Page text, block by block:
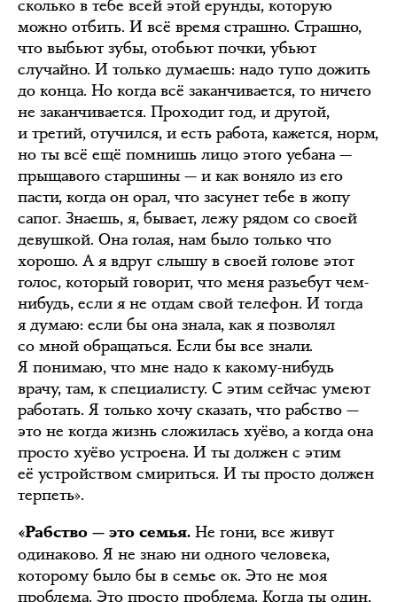
сколько в тебе всей этой ерунды, которую
можно отбить. И всё время страшно. Страшно,
что выбьют зубы, отобьют почки, убьют
случайно. И только думаешь: надо тупо дожить
до конца. Но когда всё заканчивается, то ничего
не заканчивается. Проходит год, и другой,
и третий, отучился, и есть работа, кажется, норм,
но ты всё ещё помнишь лицо этого уебана —
прыщавого старшины — и как воняло из его
пасти, когда он орал, что засунет тебе в жопу
сапог. Знаешь, я, бывает, лежу рядом со своей
девушкой. Она голая, нам было только что
хорошо. А я вдруг слышу в своей голове этот
голос, который говорит, что меня разъебут чем-
нибудь, если я не отдам свой телефон. И тогда
я думаю: если бы она знала, как я позволял
со мной обращаться. Если бы все знали.
Я понимаю, что мне надо к какому-нибудь
врачу, там, к специалисту. С этим сейчас умеют
работать. Я только хочу сказать, что рабство —
это не когда жизнь сложилась хуёво, а когда она
просто хуёво устроена. И ты должен с этим
её устройством смириться. И ты просто должен
терпеть».
«Рабство — это семья. Не гони, все живут
одинаково. Я не знаю ни одного человека,
которому было бы в семье ок. Это не моя
проблема. Это просто проблема. Когда ты один,